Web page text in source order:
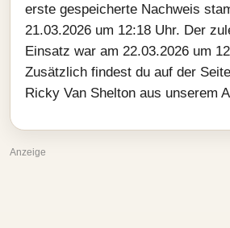
erste gespeicherte Nachweis
21.03.2026 um 12:18 Uhr. Der
Einsatz war am 22.03.2026 um
Zusätzlich findest du auf der
Ricky Van Shelton aus unserem
Anzeige